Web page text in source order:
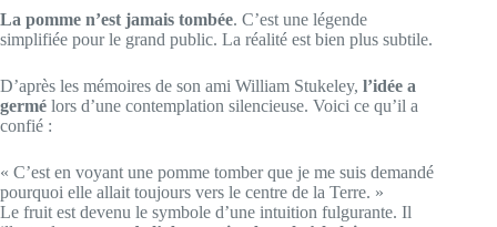
La pomme n’est jamais tombée. C’est une légende
simplifiée pour le grand public. La réalité est bien plus subtile.
D’après les mémoires de son ami William Stukeley, l’idée a
germé lors d’une contemplation silencieuse. Voici ce qu’il a
confié :
« C’est en voyant une pomme tomber que je me suis demandé
pourquoi elle allait toujours vers le centre de la Terre. »
Le fruit est devenu le symbole d’une intuition fulgurante. Il